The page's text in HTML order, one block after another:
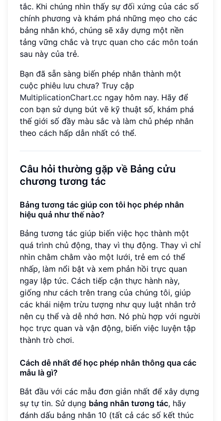
tắc. Khi chúng nhìn thấy sự đối xứng của các số
chính phương và khám phá những mẹo cho các
bảng nhân khó, chúng sẽ xây dựng một nền
tảng vững chắc và trực quan cho các môn toán
sau này của trẻ.
Bạn đã sẵn sàng biến phép nhân thành một
cuộc phiêu lưu chưa? Truy cập
MultiplicationChart.cc ngay hôm nay. Hãy để
con bạn sử dụng bút vẽ kỹ thuật số, khám phá
thế giới số đầy màu sắc và làm chủ phép nhân
theo cách hấp dẫn nhất có thể.
Câu hỏi thường gặp về Bảng cửu
chương tương tác
Bảng tương tác giúp con tôi học phép nhân
hiệu quả như thế nào?
Bảng tương tác giúp biến việc học thành một
quá trình chủ động, thay vì thụ động. Thay vì chỉ
nhìn chằm chằm vào một lưới, trẻ em có thể
nhấp, làm nổi bật và xem phản hồi trực quan
ngay lập tức. Cách tiếp cận thực hành này,
giống như cách trên trang của chúng tôi, giúp
các khái niệm trừu tượng như quy luật nhân trở
nên cụ thể và dễ nhớ hơn. Nó phù hợp với người
học trực quan và vận động, biến việc luyện tập
thành trò chơi.
Cách dễ nhất để học phép nhân thông qua các
mẫu là gì?
Bắt đầu với các mẫu đơn giản nhất để xây dựng
sự tự tin. Sử dụng bảng nhân tương tác, hãy
đánh dấu bảng nhân 10 (tất cả các số kết thúc